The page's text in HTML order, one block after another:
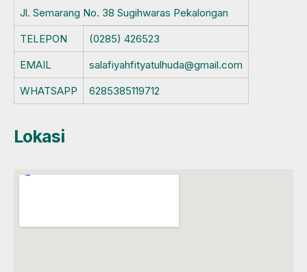
Jl. Semarang No. 38 Sugihwaras Pekalongan
TELEPON
(0285) 426523
EMAIL
salafiyahfityatulhuda@gmail.com
WHATSAPP
6285385119712
Lokasi